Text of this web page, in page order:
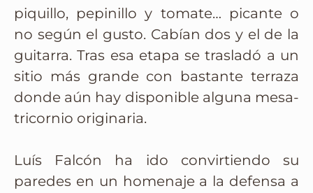
piquillo, pepinillo y tomate… picante o
no según el gusto. Cabían dos y el de la
guitarra. Tras esa etapa se trasladó a un
sitio más grande con bastante terraza
donde aún hay disponible alguna mesa-
tricornio originaria.
Luís Falcón ha ido convirtiendo su
paredes en un homenaje a la defensa a